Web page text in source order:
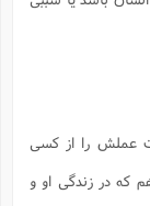
عملش را از کسی
که در زندگی او و